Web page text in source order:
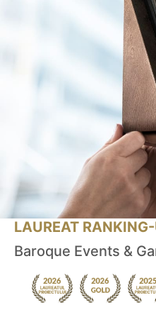
LAUREAT
Baroque Events &